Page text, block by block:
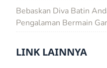
Bebaskan Diva Batin
Pengalaman Bermain
LINK LAINNYA